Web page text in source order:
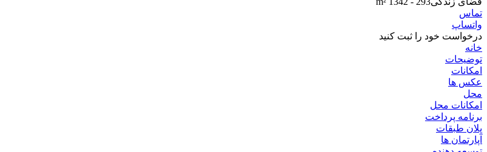
تماس
واتساپ
درخواست خود را ثبت کنید
خانه
توضیحات
امکانات
عکس ها
محل
امکانات محل
برنامه پرداخت
پلان طبقات
آپارتمان ها